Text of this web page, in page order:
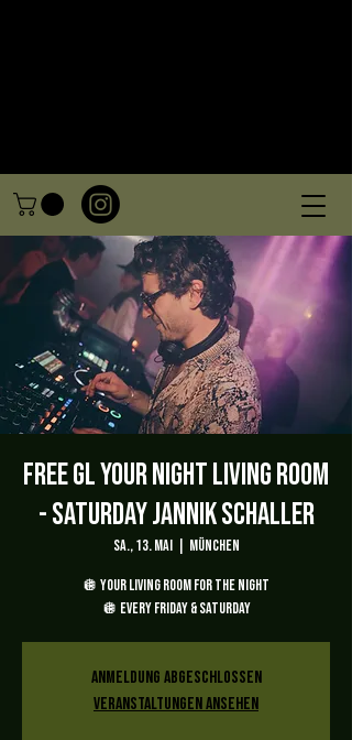
FREE GL Your night Living Room
- Saturday Jannik Schaller
Sa., 13. Mai
  |
München
🪩 YOUR LIVING ROOM FOR THE NIGHT
🪩 EVERY FRIDAY & SATURDAY
Anmeldung abgeschlossen
Veranstaltungen ansehen